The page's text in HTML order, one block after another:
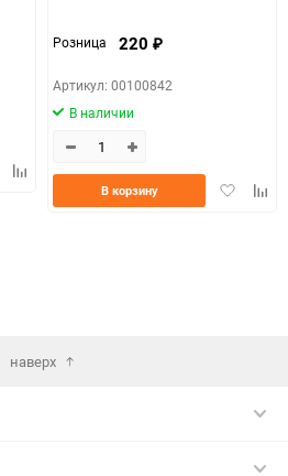
Добавить
сравнению
Розница 220 ₽
Артикул: 00100842
В наличии
Добавить
В корзину
наверх